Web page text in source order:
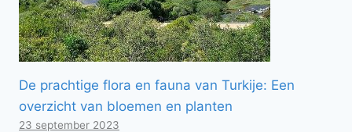
De prachtige flora en fauna van Turkije: Een
overzicht van bloemen en planten
23 september 2023